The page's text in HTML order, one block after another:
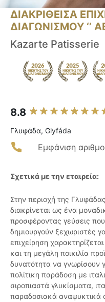
ΔΙΑΚΡΙΘΕΙΣΑ
ΔΙΑΓΩΝΙΣΜΟΥ ‘’
Kazarte Patisserie
8.8
Γλυφάδα, Glyfáda
Εμφάνιση
Σχετικά με την εταιρεία:
Στην περιοχή της
διακρίνεται ως ένα
προσφέροντας γεύσεις
δημιουργούν ξεχωριστές
επιχείρηση
και τη μεγάλη ποικιλία
δυνατότητα να γνωρίσουν
πολίτικη παράδοση με
σιροπιαστά γλυκίσματα,
παραδοσιακά